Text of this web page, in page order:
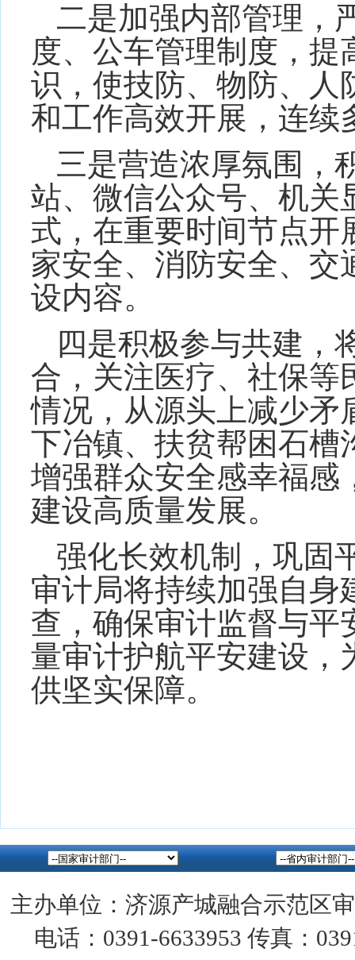
二是加强内部管理，
度、公车管理制度，
识，使技防、物防、人
和工作高效开展，连续
三是营造浓厚氛围，
站、微信公众号、机关
式，在重要时间节点开
家安全、消防安全、交
设内容。
四是积极参与共建，
合，关注医疗、社保等
情况，从源头上减少矛
下冶镇、扶贫帮困石槽
增强群众安全感幸福感
建设高质量发展。
强化长效机制，巩固
审计局将持续加强自身
查，确保审计监督与平
量审计护航平安建设，
供坚实保障。
主办单位：济源产城融合示范区
电话：0391-6633953 传真：